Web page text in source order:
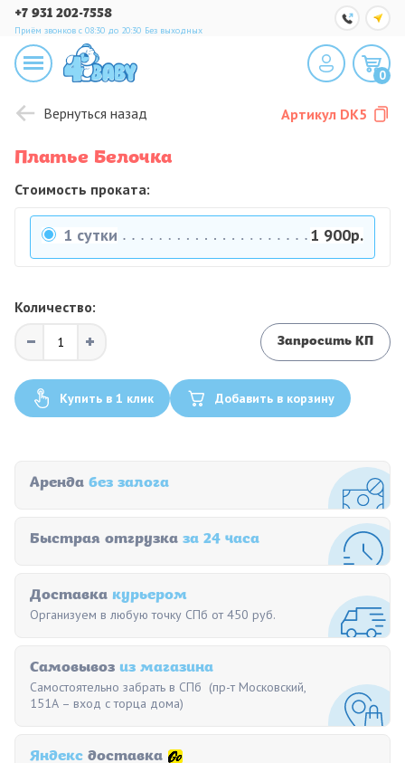
+7 931 202-7558
Приём звонков с 08:30 до 20:30 Без выходных
0
Вернуться назад Артикул DK5
Платье Белочка
Стоимость проката:
1 сутки 1 900р.
Количество:
Запросить КП
Купить в 1 клик Добавить в корзину
Аренда без залога
Быстрая отгрузка за 24 часа
Доставка курьером
Организуем в любую точку СПб от 450 руб.
Самовывоз из магазина
Самостоятельно забрать в СПб (пр-т Московский,
151А – вход с торца дома)
Яндекс доставка